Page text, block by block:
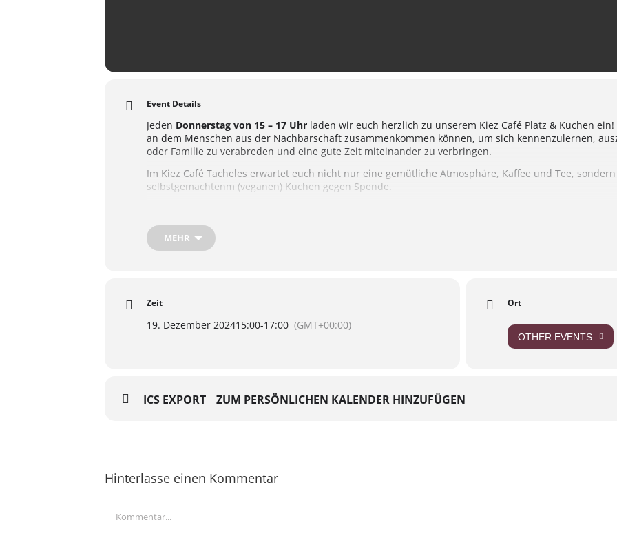
Event Details
Jeden Donnerstag von 15 – 17 Uhr laden wir euch herzlich zu unserem Kiez Café Platz & Kuchen
an dem Menschen aus der Nachbarschaft zusammenkommen können, um sich kennenzulernen,
oder Familie zu verabreden und eine gute Zeit miteinander zu verbringen.
Im Kiez Café Tacheles erwartet euch nicht nur eine gemütliche Atmosphäre, Kaffee und Tee,
selbstgemachtenm (veganen) Kuchen gegen Spende.
📅 Wann & Wo: Donnerstags von 15 – 17 Uhr im Kiezladen Tacheles (Sternstraße 30)
MEHR
Zeit
19. Dezember 202415:00-17:00 (GMT+00:00)
Ort
OTHER EVENTS
ICS EXPORT ZUM PERSÖNLICHEN KALENDER HINZUFÜGEN
Hinterlasse einen Kommentar